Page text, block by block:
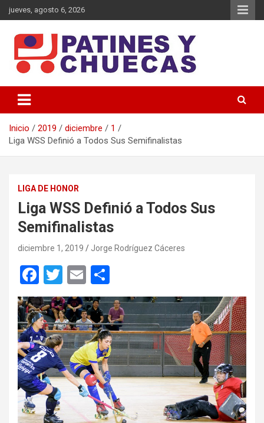
Saltar
al
jueves, agosto 6, 2026
Patines y Chuecas
Inicio 2019 diciembre
1
Liga WSS Definió a Todos Sus Semifinalistas
LIGA DE HONOR
Liga WSS Definió a Todos Sus
Semifinalistas
diciembre 1, 2019 Jorge Rodríguez Cáceres
F
a
ce
b
o
o
k
T
wi
tt
er
E
m
ail
o
m
p
ar
tir